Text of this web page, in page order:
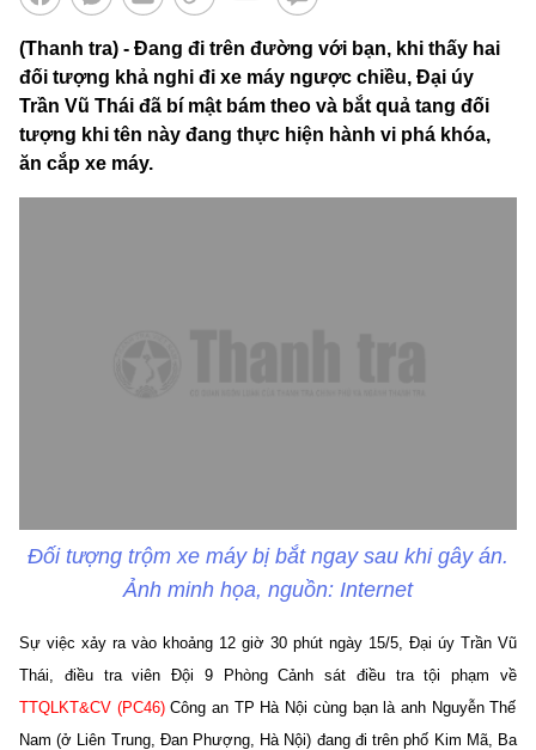
(Thanh tra) - Đang đi trên đường với bạn, khi thấy hai
đối tượng khả nghi đi xe máy ngược chiều, Đại úy
Trần Vũ Thái đã bí mật bám theo và bắt quả tang đối
tượng khi tên này đang thực hiện hành vi phá khóa,
ăn cắp xe máy.
Đối tượng trộm xe máy bị bắt ngay sau khi gây án.
Ảnh minh họa, nguồn: Internet
Sự việc xảy ra vào khoảng 12 giờ 30 phút ngày 15/5, Đại úy Trần Vũ
Thái, điều tra viên Đội 9 Phòng Cảnh sát điều tra tội phạm về
TTQLKT&CV (PC46)Công an TP Hà Nội cùng bạn là anh Nguyễn Thế
Nam (ở Liên Trung, Đan Phượng, Hà Nội) đang đi trên phố Kim Mã, Ba